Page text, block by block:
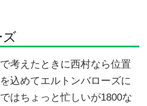
考えたときに西村なら位置
込めてエルトンバローズに
はちょっと忙しいが1800な